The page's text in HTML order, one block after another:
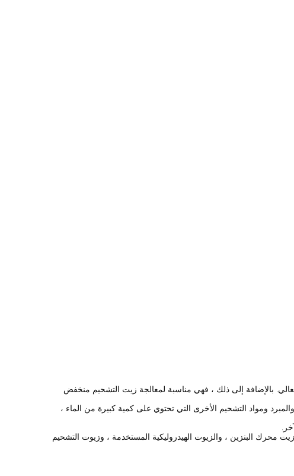
بالإضافة إلى ذلك ، فهي مناسبة لمعالجة زيت التشحيم منخفض
ومواد التشحيم الأخرى التي تحتوي على كمية كبيرة من الماء ،
البنزين ، والزيوت الهيدروليكية المستخدمة ، وزيوت التشحيم